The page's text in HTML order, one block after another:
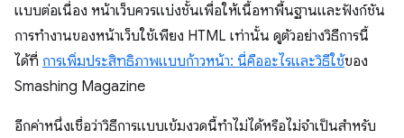
แบบต่อเนื่อง หน้าเว็บควรแบ่งชั้นเพื่อให้เนื้อหาพื้นฐานและฟังก์ชัน
การทำงานของหน้าเว็บใช้เพียง HTML เท่านั้น ดูตัวอย่างวิธีการนี้
ได้ที่ การเพิ่มประสิทธิภาพแบบก้าวหน้า: นี่คืออะไรและวิธีใช้ของ
Smashing Magazine
อีกค่าหนึ่งเชื่อว่าวิธีการแบบเข้มงวดนี้ทำไม่ได้หรือไม่จำเป็นสำหรับ